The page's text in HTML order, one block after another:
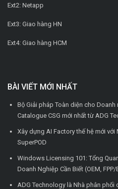
Ext2: Netapp
Ext3: Giao hàng HN
Ext4: Giao hàng HCM
BÀI VIẾT MỚI NHẤT
Bộ Giải pháp Toàn diện cho
Catalogue CSG mới nhất từ ADG
Xây dựng AI Factory thế hệ mới với
SuperPOD
Windows Licensing 101: Tổng
Doanh Nghiệp Cần Biết (OEM, FPP/
ADG Technology là Nhà phân